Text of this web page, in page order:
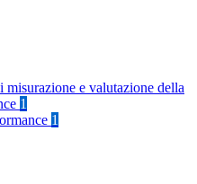
misurazione e valutazione della
1
1